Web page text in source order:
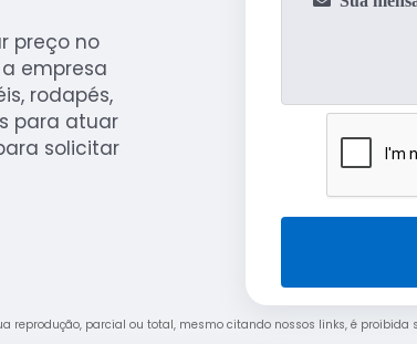
preço no
empresa
rodapés,
para atuar
solicitar
reprodução, parcial ou total, mesmo citando nossos links, é